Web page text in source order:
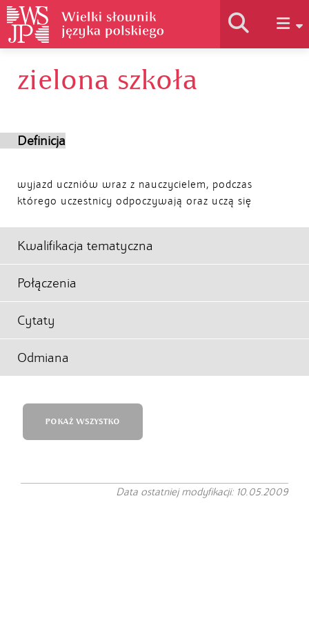
Historia słownika
zielona szkoła
Definicja
wyjazd uczniów wraz z nauczycielem, podczas
którego uczestnicy odpoczywają oraz uczą się
Kwalifikacja tematyczna
Połączenia
Cytaty
Odmiana
POKAŻ WSZYSTKO
Data ostatniej modyfikacji: 10.05.2009